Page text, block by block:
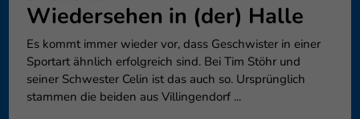
Wiedersehen in (der) Halle
Es kommt immer wieder vor, dass Geschwister in einer
Sportart ähnlich erfolgreich sind. Bei Tim Stöhr und
seiner Schwester Celin ist das auch so. Ursprünglich
stammen die beiden aus Villingendorf ...